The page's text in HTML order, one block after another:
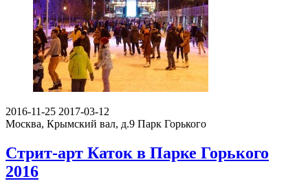
2016-11-25 2017-03-12
Москва, Крымский вал, д.9 Парк Горького
Стрит-арт Каток в Парке Горького
2016